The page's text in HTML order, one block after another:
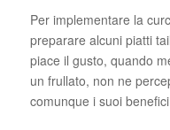
Per implementare la
preparare alcuni piatti
piace il gusto, quando
un frullato, non ne
comunque i suoi